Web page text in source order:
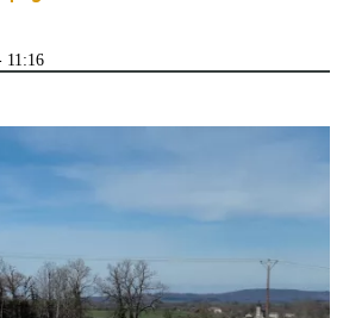
11:16